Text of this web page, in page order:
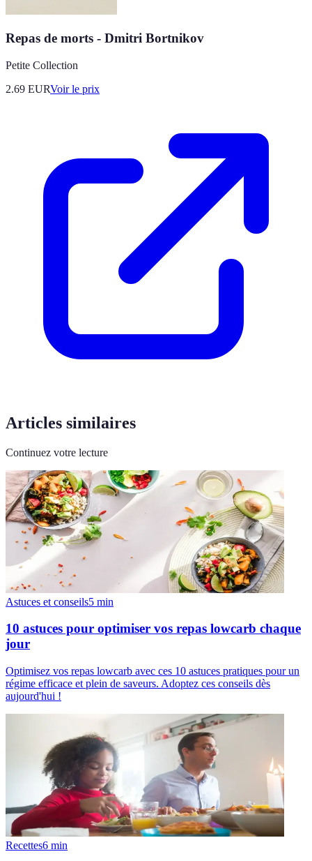
Repas de morts - Dmitri Bortnikov
Petite Collection
2.69 EURVoir le prix
Articles similaires
Continuez votre lecture
Astuces et conseils5 min
10 astuces pour optimiser vos repas lowcarb chaque
jour
Optimisez vos repas lowcarb avec ces 10 astuces pratiques pour un
régime efficace et plein de saveurs. Adoptez ces conseils dès
aujourd'hui !
Recettes6 min